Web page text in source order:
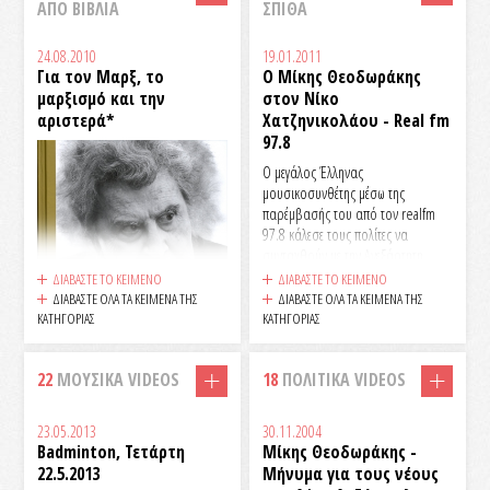
με αφορμή τα 70 χρόνια του Μίκη
ΑΠΟ ΒΙΒΛΙΑ
24.08.2010
Για τον Μαρξ, το
μαρξισμό και την
αριστερά*
Εδώ θα αναφερθώ ειδικά στον
Μαρξ και το Μαρξισμό,
δεδομένου ότι αποτελεί ένα βήμα
ΔΙΑΒΑΣΤΕ ΤΟ ΚΕΙΜΕΝΟ
ΔΙΑΒΑΣΤΕ ΟΛΑ ΤΑ ΚΕΙΜΕΝΑ ΤΗΣ
ΚΑΤΗΓΟΡΙΑΣ
ΣΠΙΘΑ
19.01.2011
Ο Μίκης Θεοδωράκης
στον Νίκο
Χατζηνικολάου - Real fm
97.8
Ο μεγάλος Έλληνας
μουσικοσυνθέτης μέσω της
παρέμβασής του από τον realfm
97.8 κάλεσε τους πολίτες να
Κίνηση Πολιτών που συγκρότησε
πριν από περίπου δυο μήνες,
χαρακτήρισε το Μνημόνιο ως
έπρεπε να είχε δώσει εντολή
σύλληψης των εκπροσώπων της
τροϊκας.
ΔΙΑΒΑΣΤΕ ΤΟ ΚΕΙΜΕΝΟ
ΔΙΑΒΑΣΤΕ ΟΛΑ ΤΑ ΚΕΙΜΕΝΑ ΤΗΣ
ΚΑΤΗΓΟΡΙΑΣ
22 ΜΟΥΣΙΚΑ VIDEOS
23.05.2013
Badminton, Τετάρτη
22.5.2013
18 ΠΟΛΙΤΙΚΑ VIDEOS
30.11.2004
Μίκης Θεοδωράκης -
Μήνυμα για τους νέους